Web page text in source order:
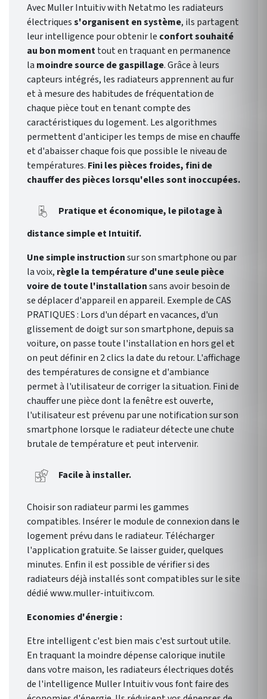
Avec Muller Intuitiv with Netatmo les radiateurs
électriquess'organisent en système, ils partagent
leur intelligence pour obtenir le confort souhaité
au bon momenttout en traquant en permanence
la moindre source de gaspillage. Grâce à leurs
capteurs intégrés, les radiateurs apprennent au fur
et à mesure des habitudes de fréquentation de
chaque pièce tout en tenant compte des
caractéristiques du logement. Les algorithmes
permettent d'anticiper les temps de mise en chauffe
et d'abaisser chaque fois que possible le niveau de
températures. Fini les pièces froides, fini de
chauffer des pièces lorsqu'elles sont inoccupées.
Pratique et économique, le pilotage à
distance simple et Intuitif.
Une simple instructionsur son smartphone ou par
la voix, règle la température d'une seule pièce
voire de toute l'installationsans avoir besoin de
se déplacer d'appareil en appareil. Exemple de CAS
PRATIQUES : Lors d'un départ en vacances, d'un
glissement de doigt sur son smartphone, depuis sa
voiture, on passe toute l'installation en hors gel et
on peut définir en 2 clics la date du retour. L'affichage
des températures de consigne et d'ambiance
permet à l'utilisateur de corriger la situation. Fini de
chauffer une pièce dont la fenêtre est ouverte,
l'utilisateur est prévenu par une notification sur son
smartphone lorsque le radiateur détecte une chute
brutale de température et peut intervenir.
Facile à installer.
Choisir son radiateur parmi les gammes
compatibles. Insérer le module de connexion dans le
logement prévu dans le radiateur. Télécharger
l'application gratuite. Se laisser guider, quelques
minutes. Enfin il est possible de vérifier si des
radiateurs déjà installés sont compatibles sur le site
dédié www.muller-intuitiv.com.
Economies d'énergie :
Etre intelligent c'est bien mais c'est surtout utile.
En traquant la moindre dépense calorique inutile
dans votre maison, les radiateurs électriques dotés
de l'intelligence Muller Intuitiv vous font faire des